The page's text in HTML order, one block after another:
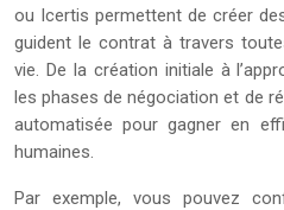
ou Icertis permettent de créer
guident le contrat à travers
vie. De la création initiale à
les phases de négociation et de
automatisée pour gagner en
humaines.
Par exemple, vous pouvez